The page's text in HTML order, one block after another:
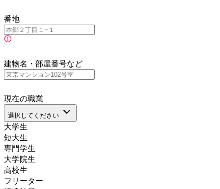
番地
建物名・部屋番号など
現在の職業
選択してください
大学生
短大生
専門学生
大学院生
高校生
フリーター